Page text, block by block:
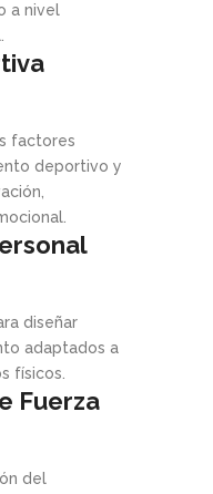
a nivel
factores
deportivo y
diseñar
adaptados a
físicos.
Fuerza
del